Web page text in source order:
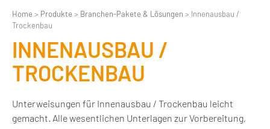
Home > Produkte > Branchen-Pakete & Lösungen > Innenausbau /
Trockenbau
INNENAUSBAU /
TROCKENBAU
Unterweisungen für Innenausbau / Trockenbau leicht
gemacht. Alle wesentlichen Unterlagen zur Vorbereitung,